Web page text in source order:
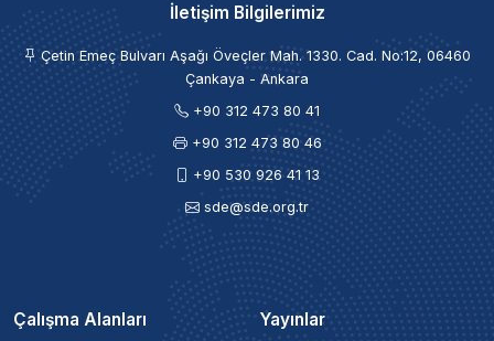
İletişim Bilgilerimiz
Çetin Emeç Bulvarı Aşağı Öveçler Mah. 1330. Cad. No:12, 06460
Çankaya - Ankara
+90 312 473 80 41
+90 312 473 80 46
+90 530 926 41 13
sde@sde.org.tr
Çalışma Alanları Yayınlar